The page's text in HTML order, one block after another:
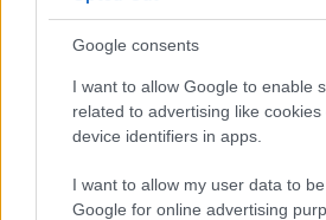
Google consents
I want to allow Google to enable
related to advertising like
device identifiers in apps.
I want to allow my user data to
Google for online advertising
δεκαετίες να
αντικατοπτρίζει την
και τη σθεναρή στάση του
αντιεκπαιδευτική –
«αξιολόγηση» που
πολιτική ηγεσία του
και σιδήρου», με